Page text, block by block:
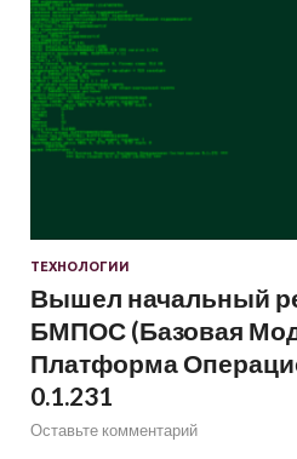
ТЕХНОЛОГИИ
Вышел начальный
БМПОС (Базовая
Платформа
0.1.231
Оставьте комментарий